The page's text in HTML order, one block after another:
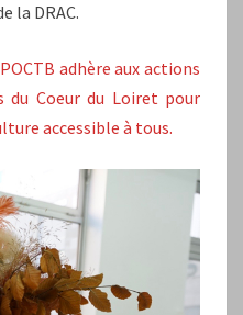
la DRAC.
adhère aux actions
du Coeur du Loiretpour
accessible à tous.